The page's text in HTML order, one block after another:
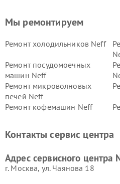
Мы ремонтируем
Ремонт холодильников Neff
Ремонт посудомоечных
машин Neff
Ремонт микроволновых
печей Neff
Ремонт кофемашин Neff
Контакты сервис центра
Адрес сервисного центра
г. Москва, ул. Чаянова 18